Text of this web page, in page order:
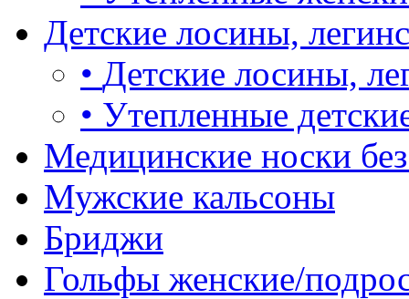
Детские лосины,
• Детские лосины,
• Утепленные
Медицинские носки
Мужские кальсоны
Бриджи
Гольфы женские/